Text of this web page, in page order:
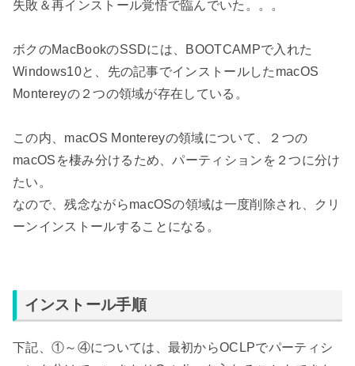
失敗＆再インストール覚悟で臨んでいた。。。
ボクのMacBookのSSDには、BOOTCAMPで入れた
Windows10と、先の記事でインストールしたmacOS
Montereyの２つの領域が存在している。
この内、macOS Montereyの領域について、２つの
macOSを棲み分けるため、パーティションを２つに分け
たい。
なので、残念ながらmacOSの領域は一度削除され、クリ
ーンインストールすることになる。
インストール手順
下記、①～④については、最初からOCLPでパーティシ